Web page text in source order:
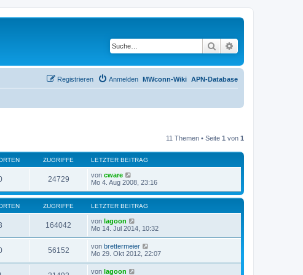
Suche
APN-Database
MWconn-Wiki
Anmelden
Registrieren
11 Themen • Seite 1 von 1
ZUGRIFFE LETZTER BEITRAG
24729 von cware
Mo 4. Aug 2008, 23:16
ZUGRIFFE LETZTER BEITRAG
164042 von lagoon
Mo 14. Jul 2014, 10:32
56152 von brettermeier
Mo 29. Okt 2012, 22:07
von lagoon